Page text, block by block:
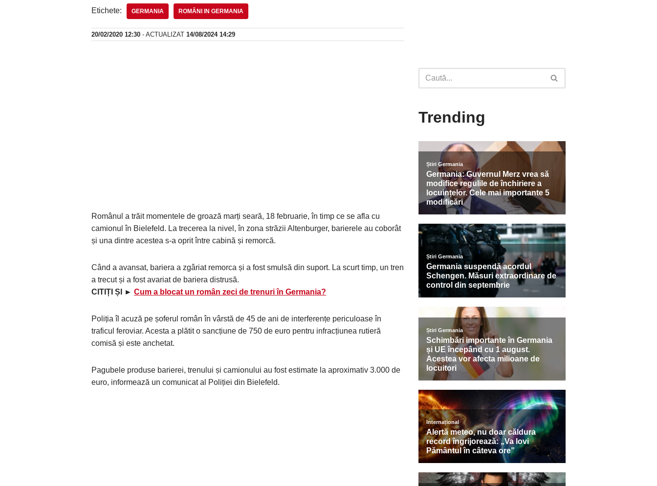
Etichete: GERMANIA ROMÂNI IN GERMANIA
20/02/2020 12:30 - ACTUALIZAT 14/08/2024 14:29
Românul a trăit momentele de groază marți seară, 18 februarie, în timp ce se afla cu
camionul în Bielefeld. La trecerea la nivel, în zona străzii Altenburger, barierele au coborât
și una dintre acestea s-a oprit între cabină și remorcă.
Când a avansat, bariera a zgâriat remorca și a fost smulsă din suport. La scurt timp, un tren
a trecut și a fost avariat de bariera distrusă.
CITIȚI ȘI ► Cum a blocat un român zeci de trenuri în Germania?
Poliția îl acuză pe șoferul român în vârstă de 45 de ani de interferențe periculoase în
traficul feroviar. Acesta a plătit o sancțiune de 750 de euro pentru infracțiunea rutieră
comisă și este anchetat.
Pagubele produse barierei, trenului și camionului au fost estimate la aproximativ 3.000 de
euro, informează un comunicat al Poliției din Bielefeld.
Trending